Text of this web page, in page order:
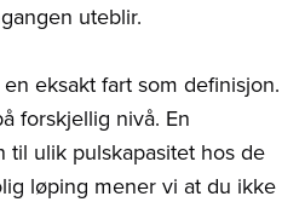
uteblir.
eksakt fart som definisjon.
forskjellig nivå. En
til ulik pulskapasitet hos de
løping mener vi at du ikke